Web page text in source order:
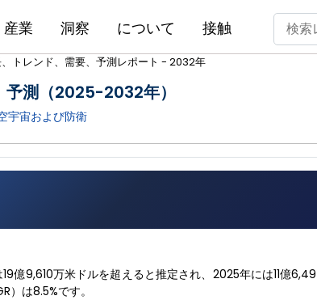
産業 洞察 について 接触
トレンド、需要、予測レポート - 2032年
測（2025-2032年）
宇宙および防衛
億9,610万米ドルを超えると推定され、2025年には11億
は8.5%です。